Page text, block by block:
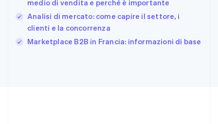
medio di vendita e perché è importante
Analisi di mercato: come capire il settore, i
clienti e la concorrenza
Marketplace B2B in Francia: informazioni di base
Grecia
English
India